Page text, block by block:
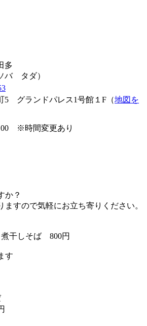
多
バ タダ）
5 グランドパレス1号館１F（地図を
00 ※時間変更あり
か？
ますので気軽にお立ち寄りください。
しそば 800円
す